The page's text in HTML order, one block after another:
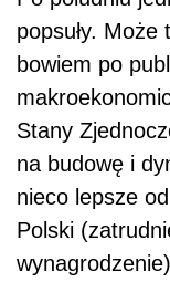
popsuły. Może
bowiem po
Stany
na budowę i
nieco lepsze
Polski